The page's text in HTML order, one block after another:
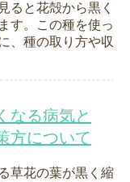
ると花殻から黒く
す。この種を使っ
、種の取り方や収
なる病気と
方について
草花の葉が黒く縮